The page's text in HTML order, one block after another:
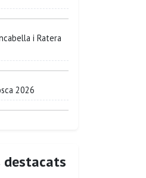
i Ratera
2026
destacats